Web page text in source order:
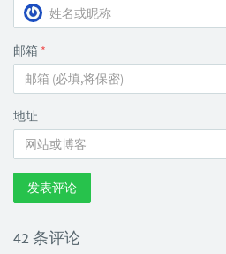
邮箱 *
地址
发表评论
42 条评论